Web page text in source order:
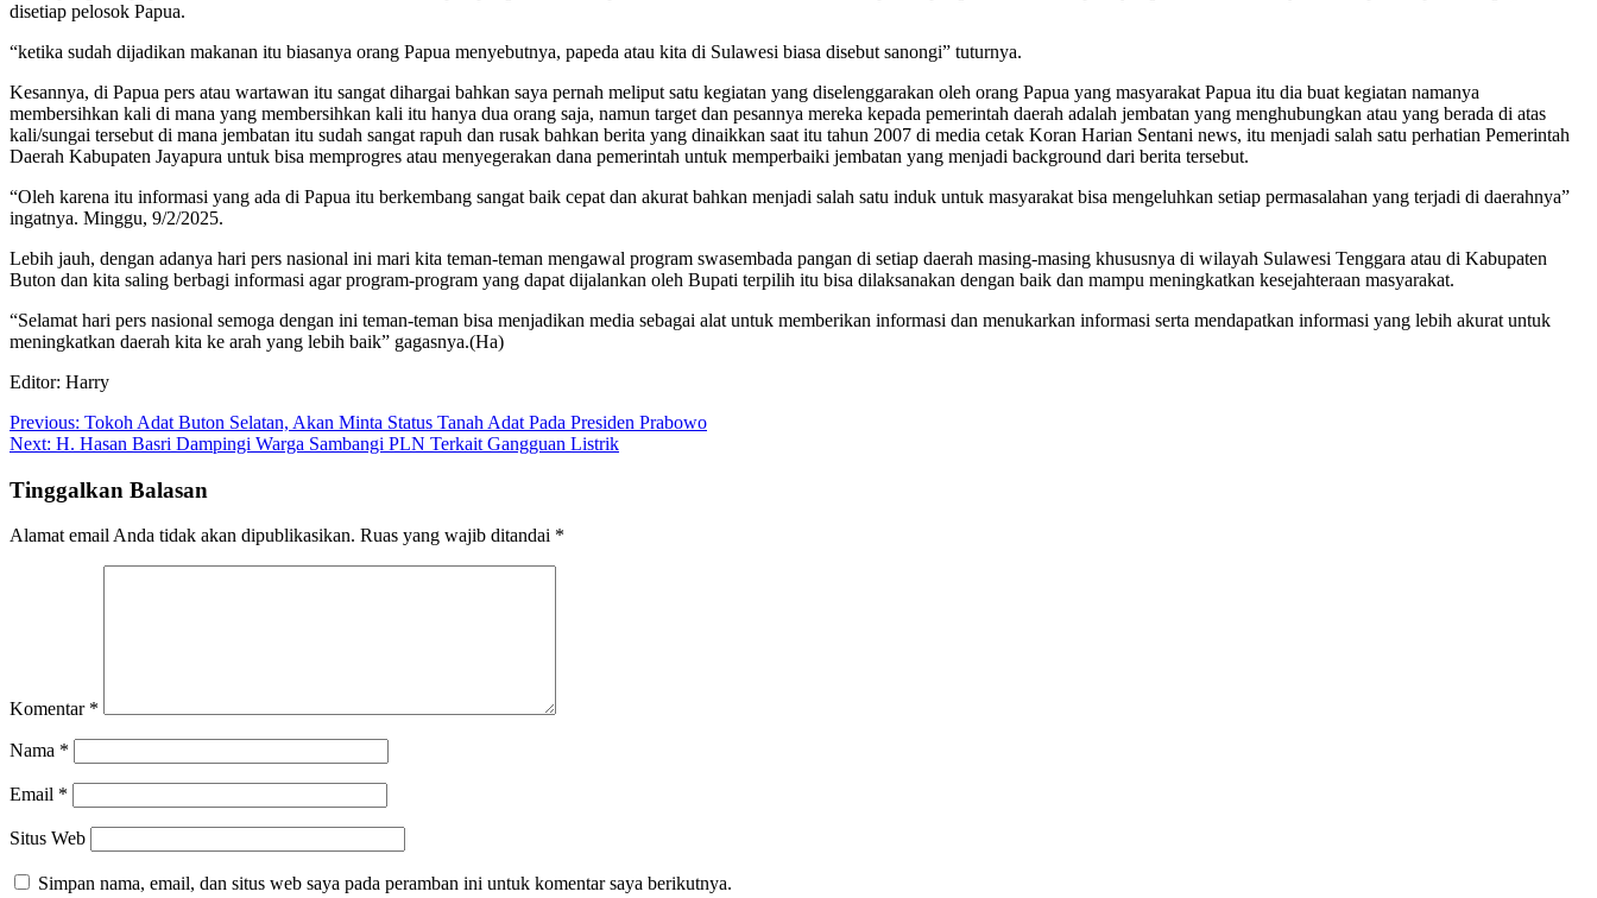
disetiap pelosok Papua.
“ketika sudah dijadikan makanan itu biasanya orang Papua menyebutnya, papeda atau kita di Sulawesi biasa disebut sanongi” tuturnya.
Kesannya, di Papua pers atau wartawan itu sangat dihargai bahkan saya pernah meliput satu kegiatan yang diselenggarakan oleh orang Papua yang masyarakat Papua itu dia buat kegiatan namanya
membersihkan kali di mana yang membersihkan kali itu hanya dua orang saja, namun target dan pesannya mereka kepada pemerintah daerah adalah jembatan yang menghubungkan atau yang berada di atas
kali/sungai tersebut di mana jembatan itu sudah sangat rapuh dan rusak bahkan berita yang dinaikkan saat itu tahun 2007 di media cetak Koran Harian Sentani news, itu menjadi salah satu perhatian Pemerintah
Daerah Kabupaten Jayapura untuk bisa memprogres atau menyegerakan dana pemerintah untuk memperbaiki jembatan yang menjadi background dari berita tersebut.
“Oleh karena itu informasi yang ada di Papua itu berkembang sangat baik cepat dan akurat bahkan menjadi salah satu induk untuk masyarakat bisa mengeluhkan setiap permasalahan yang terjadi di daerahnya”
ingatnya. Minggu, 9/2/2025.
Lebih jauh, dengan adanya hari pers nasional ini mari kita teman-teman mengawal program swasembada pangan di setiap daerah masing-masing khususnya di wilayah Sulawesi Tenggara atau di Kabupaten
Buton dan kita saling berbagi informasi agar program-program yang dapat dijalankan oleh Bupati terpilih itu bisa dilaksanakan dengan baik dan mampu meningkatkan kesejahteraan masyarakat.
“Selamat hari pers nasional semoga dengan ini teman-teman bisa menjadikan media sebagai alat untuk memberikan informasi dan menukarkan informasi serta mendapatkan informasi yang lebih akurat untuk
meningkatkan daerah kita ke arah yang lebih baik” gagasnya.(Ha)
Editor: Harry
Navigasi
pos
Previous: Tokoh Adat Buton Selatan, Akan Minta Status Tanah Adat Pada Presiden Prabowo
Next: H. Hasan Basri Dampingi Warga Sambangi PLN Terkait Gangguan Listrik
Tinggalkan Balasan
Alamat email Anda tidak akan dipublikasikan. Ruas yang wajib ditandai *
Komentar *
Nama *
Email *
Situs Web
Simpan nama, email, dan situs web saya pada peramban ini untuk komentar saya berikutnya.